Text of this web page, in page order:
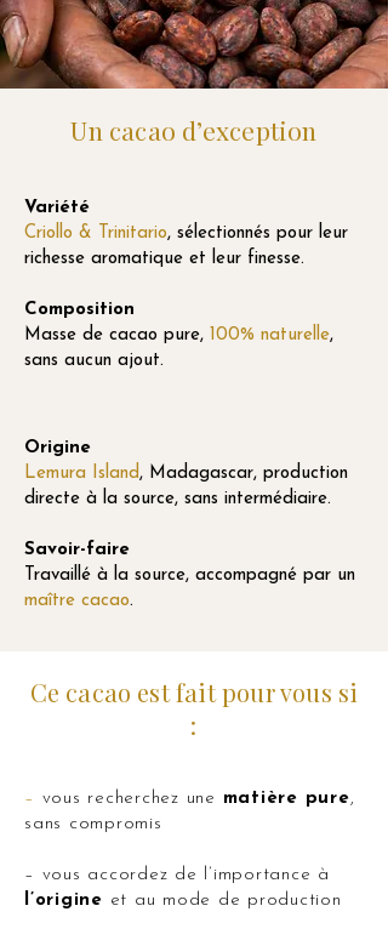
Un cacao d’exception
Variété
Criollo & Trinitario, sélectionnés pour leur
richesse aromatique et leur finesse.
Composition
Masse de cacao pure, 100% naturelle,
sans aucun ajout.
Origine
Lemura Island, Madagascar, production
directe à la source, sans intermédiaire.
Savoir-faire
Travaillé à la source, accompagné par un
maître cacao.
Ce cacao est fait pour vous si
:
– vous recherchez une matière pure ,
sans compromis
– vous accordez de l’importance à
l’origine et au mode de production